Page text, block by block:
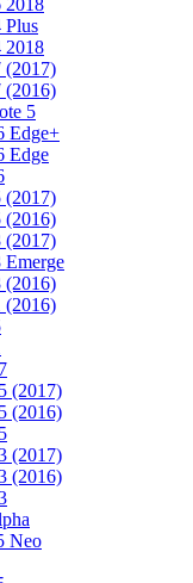
2018
Plus
2018
(2017)
(2016)
5
Edge+
Edge
(2017)
(2016)
(2017)
Emerge
(2016)
(2016)
(2017)
(2016)
(2017)
(2016)
Neo